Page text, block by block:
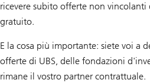
ricevere subito offerte non vincolanti
gratuito.
E la cosa più importante: siete voi a
offerte di UBS, delle fondazioni
rimane il vostro partner contrattuale.